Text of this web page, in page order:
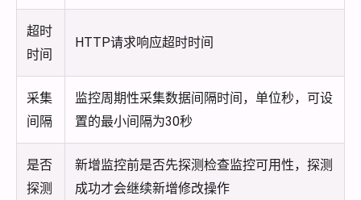
超时
时间
HTTP请求响应超时时间
采集
间隔
监控周期性采集数据间隔时间，单位秒，可设
置的最小间隔为30秒
是否
探测
新增监控前是否先探测检查监控可用性，探测
成功才会继续新增修改操作